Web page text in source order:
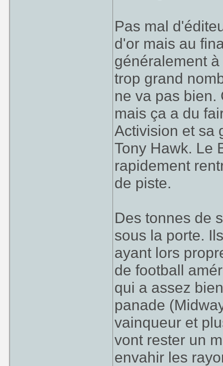
Pas mal
d'or mais au
généralement
trop grand
ne va pas bien.
mais ça a du
Activision et sa
Tony Hawk. Le
rapidement
de piste.
Des tonnes de
sous la porte.
ayant lors
de football
qui a assez
panade
vainqueur et
vont rester un
envahir les